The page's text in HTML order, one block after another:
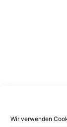
Wir verwenden